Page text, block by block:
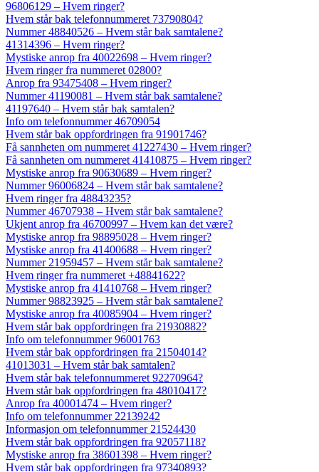
96806129 – Hvem ringer?
Hvem står bak telefonnummeret 73790804?
Nummer 48840526 – Hvem står bak samtalene?
41314396 – Hvem ringer?
Mystiske anrop fra 40022698 – Hvem ringer?
Hvem ringer fra nummeret 02800?
Anrop fra 93475408 – Hvem ringer?
Nummer 41190081 – Hvem står bak samtalene?
41197640 – Hvem står bak samtalen?
Info om telefonnummer 46709054
Hvem står bak oppfordringen fra 91901746?
Få sannheten om nummeret 41227430 – Hvem ringer?
Få sannheten om nummeret 41410875 – Hvem ringer?
Mystiske anrop fra 90630689 – Hvem ringer?
Nummer 96006824 – Hvem står bak samtalene?
Hvem ringer fra 48843235?
Nummer 46707938 – Hvem står bak samtalene?
Ukjent anrop fra 46700997 – Hvem kan det være?
Mystiske anrop fra 98895028 – Hvem ringer?
Mystiske anrop fra 41400688 – Hvem ringer?
Nummer 21959457 – Hvem står bak samtalene?
Hvem ringer fra nummeret +48841622?
Mystiske anrop fra 41410768 – Hvem ringer?
Nummer 98823925 – Hvem står bak samtalene?
Mystiske anrop fra 40085904 – Hvem ringer?
Hvem står bak oppfordringen fra 21930882?
Info om telefonnummer 96001763
Hvem står bak oppfordringen fra 21504014?
41013031 – Hvem står bak samtalen?
Hvem står bak telefonnummeret 92270964?
Hvem står bak oppfordringen fra 48010417?
Anrop fra 40001474 – Hvem ringer?
Info om telefonnummer 22139242
Informasjon om telefonnummer 21524430
Hvem står bak oppfordringen fra 92057118?
Mystiske anrop fra 38601398 – Hvem ringer?
Hvem står bak oppfordringen fra 97340893?